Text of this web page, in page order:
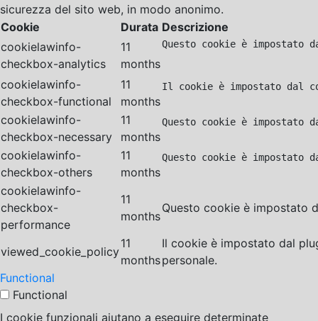
sicurezza del sito web, in modo anonimo.
Cookie
Durata Descrizione
cookielawinfo-
checkbox-analytics
11
months
Questo cookie è
cookielawinfo-
checkbox-functional
11
months
Il cookie è impostato dal
cookielawinfo-
checkbox-necessary
11
months
Questo cookie è impostato
cookielawinfo-
checkbox-others
11
months
Questo cookie è
cookielawinfo-
checkbox-
performance
11
months
Questo cookie è impostato
viewed_cookie_policy
11
months
Il cookie è impostato dal
personale.
Functional
Functional
I cookie funzionali aiutano a eseguire determinate